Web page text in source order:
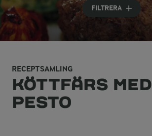
FILTRERA
RECEPTSAMLING
KÖTTFÄRS MED
PESTO